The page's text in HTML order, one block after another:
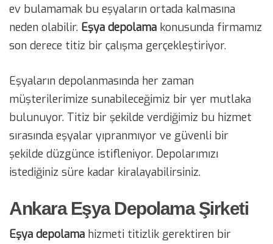
ev bulamamak bu eşyaların ortada kalmasına
neden olabilir. Eşya depolama konusunda firmamız
son derece titiz bir çalışma gerçekleştiriyor.
Eşyaların depolanmasında her zaman
müşterilerimize sunabileceğimiz bir yer mutlaka
bulunuyor. Titiz bir şekilde verdiğimiz bu hizmet
sırasında eşyalar yıpranmıyor ve güvenli bir
şekilde düzgünce istifleniyor. Depolarımızı
istediğiniz süre kadar kiralayabilirsiniz.
Ankara Eşya Depolama Şirketi
Eşya depolama hizmeti titizlik gerektiren bir